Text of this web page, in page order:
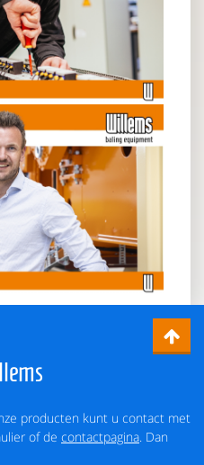
producten kunt u contact met
of de contactpagina . Dan